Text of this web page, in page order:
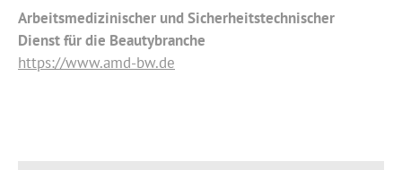
Arbeitsmedizinischer und Sicherheitstechnischer
Dienst für die Beautybranche
https://www.amd-bw.de